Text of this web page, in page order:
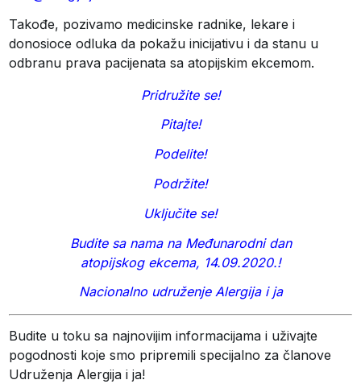
Takođe, pozivamo medicinske radnike, lekare i
donosioce odluka da pokažu inicijativu i da stanu u
odbranu prava pacijenata sa atopijskim ekcemom.
Pridružite se!
Pitajte!
Podelite!
Podržite!
Uključite se!
Budite sa nama na Međunarodni dan
atopijskog ekcema, 14.09.2020.!
Nacionalno udruženje Alergija i ja
Budite u toku sa najnovijim informacijama i uživajte
pogodnosti koje smo pripremili specijalno za članove
Udruženja Alergija i ja!